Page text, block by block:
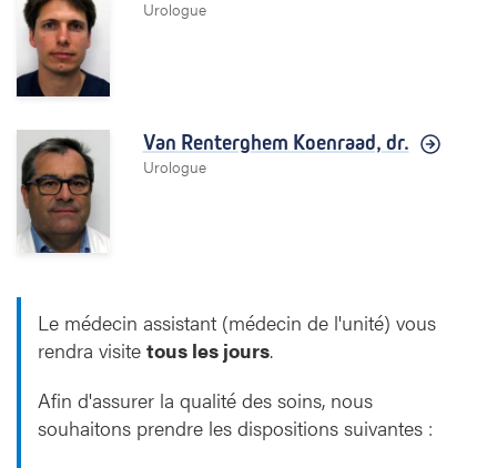
Urologue
Van Renterghem Koenraad, dr.
Urologue
Le médecin assistant (médecin de l'unité) vous
rendra visite tous les jours.
Afin d'assurer la qualité des soins, nous
souhaitons prendre les dispositions suivantes :